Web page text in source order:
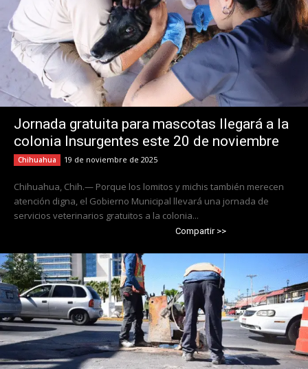
Jornada gratuita para mascotas llegará a la
colonia Insurgentes este 20 de noviembre
Chihuahua 19 de noviembre de 2025
Chihuahua, Chih.— Porque los lomitos y michis también merecen
atención digna, el Gobierno Municipal llevará una jornada de
servicios veterinarios gratuitos a la colonia...
Compartir >>